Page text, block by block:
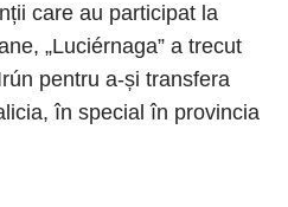
care au participat la
„Luciérnaga” a trecut
pentru a-și transfera
în special în provincia